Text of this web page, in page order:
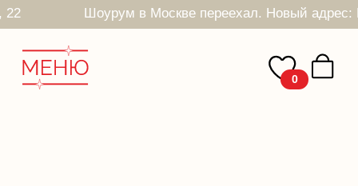
Шоурум в Москве переехал. Новый адрес: Печатников пер, 22
22